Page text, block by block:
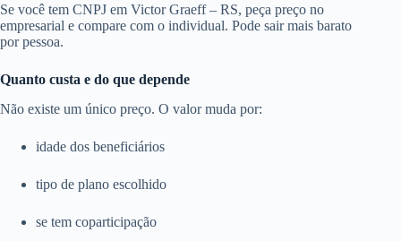
Se você tem CNPJ em Victor Graeff – RS, peça preço no
empresarial e compare com o individual. Pode sair mais barato
por pessoa.
Quanto custa e do que depende
Não existe um único preço. O valor muda por:
idade dos beneficiários
tipo de plano escolhido
se tem coparticipação